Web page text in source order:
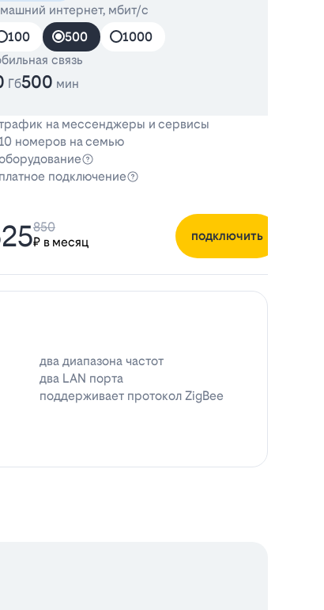
интернет, мбит/с
100
500
1000
связь
Гб500 мин
на мессенджеры и сервисы
номеров на семью
платное подключение
₽ в месяц
850
подключить
два диапазона частот
два LAN порта
поддерживает протокол ZigBee